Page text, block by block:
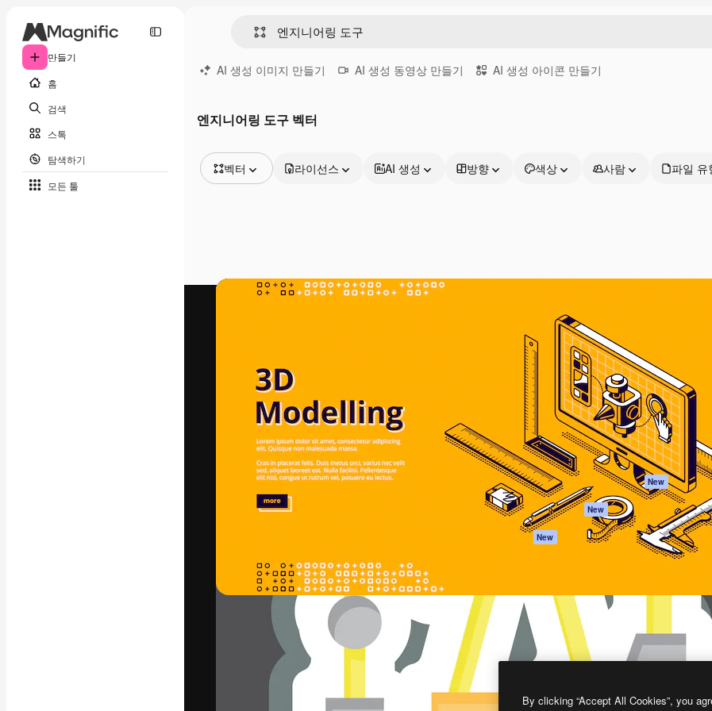
만들기
홈
검색
스톡
탐색하기
모든 툴
AI 생성 이미지 만들기 AI 생성 동영상 만들기 AI 생성 아이콘 만들기
엔지니어링 도구 벡터
벡터
동영상
라이선스 AI 생성 방향 색상 사람 파일 유
최고의 결과물을 이끌어내는 크리에이티브
플랫폼. 크리에이터, 엔터프라이즈, 에이전시,
스튜디오를 아우르는 100만 명 이상의 구독
한국어
프로덕트
Spaces
AI 어시스턴트
AI 이미지 생성기
AI 동영상 생성기
AI 텍스트 음성 변환
스톡 콘텐츠
Claude/ChatGPT
용 MCP
New
Agents New
모든 Magnific 툴
시작하기
Academy
문서
지원
이용 약관
개인정보 보호 정
원본 New
쿠키 정책
Trust Center
제휴 파트너
비지니스
Copyright © 2010- 2026 Freepik Company S.L.U. 모든 권리는 보호 받습니다
By clicking “Accept All Cookies”, you